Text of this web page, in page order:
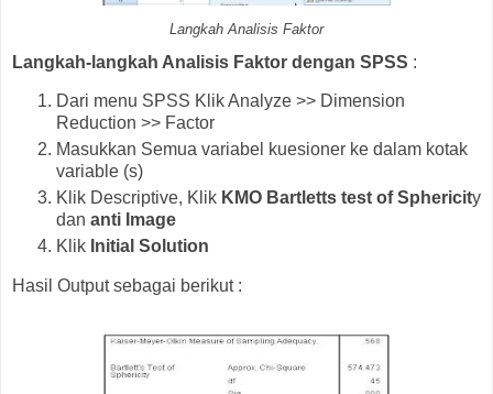
Langkah Analisis Faktor
Langkah-langkah Analisis Faktor dengan SPSS :
Dari menu SPSS Klik Analyze >> Dimension
Reduction >> Factor
Masukkan Semua variabel kuesioner ke dalam kotak
variable (s)
Klik Descriptive, Klik KMO Bartletts test of Sphericity
dan anti Image
Klik Initial Solution
Hasil Output sebagai berikut :